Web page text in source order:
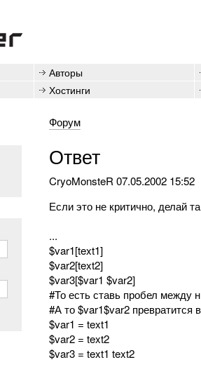
Авторы
Хостинги
Форум
Ответ
CryoMonsteR 07.05.2002 15:52
Если это не критично, делай
...
$var1[text1]
$var2[text2]
$var3[$var1 $var2]
#То есть ставь пробел между
#А то $var1$var2 превратится
$var1 = text1
$var2 = text2
$var3 = text1 text2